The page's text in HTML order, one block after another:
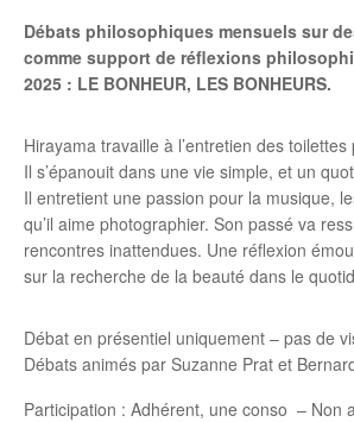
Débats philosophiques mensuels sur
comme support de réflexions
2025 : LE BONHEUR, LES BONHEURS.
Hirayama travaille à l’entretien des
Il s’épanouit dans une vie simple, et un
Il entretient une passion pour la musique,
qu’il aime photographier. Son passé va
rencontres inattendues. Une réflexion
sur la recherche de la beauté dans le
Débat en présentiel uniquement – pas de
Débats animés par Suzanne Prat et
Participation : Adhérent, une conso – Non